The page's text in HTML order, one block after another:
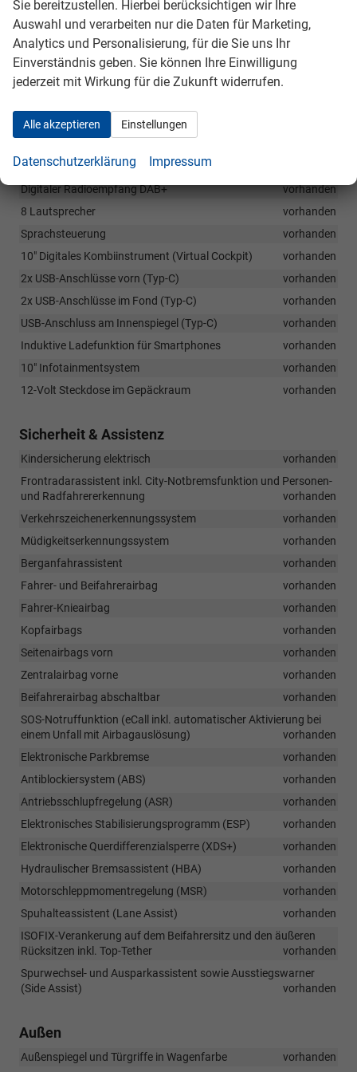
Mittelarmlehne hinten mit Durchlademöglichkeit
vorhanden
Verzurösen, Netzprogramm und Cargoelemente im
Gepäckraum
vorhanden
Wireless SmartLink (je nach Kompatibilität des Endgeräts):
Telefonfreisprecheinrichtung Bluetooth
Digitaler Radioempfang DAB+
vorhanden
8 Lautsprecher
vorhanden
Sprachsteuerung
vorhanden
10" Digitales Kombiinstrument (Virtual Cockpit)
vorhanden
2x USB-Anschlüsse vorn (Typ-C)
vorhanden
2x USB-Anschlüsse im Fond (Typ-C)
vorhanden
USB-Anschluss am Innenspiegel (Typ-C)
vorhanden
Induktive Ladefunktion für Smartphones
vorhanden
10" Infotainmentsystem
vorhanden
12-Volt Steckdose im Gepäckraum
vorhanden
Sicherheit & Assistenz
Kindersicherung elektrisch
vorhanden
Frontradarassistent inkl. City-Notbremsfunktion und Personen-
und Radfahrererkennung
vorhanden
Verkehrszeichenerkennungssystem
vorhanden
Müdigkeitserkennungssystem
vorhanden
Berganfahrassistent
vorhanden
Fahrer- und Beifahrerairbag
vorhanden
Fahrer-Knieairbag
vorhanden
Kopfairbags
vorhanden
Seitenairbags vorn
vorhanden
Zentralairbag vorne
vorhanden
Beifahrerairbag abschaltbar
vorhanden
SOS-Notruffunktion (eCall inkl. automatischer Aktivierung bei
einem Unfall mit Airbagauslösung)
vorhanden
Elektronische Parkbremse
vorhanden
Antiblockiersystem (ABS)
vorhanden
Antriebsschlupfregelung (ASR)
vorhanden
Elektronisches Stabilisierungsprogramm (ESP)
vorhanden
Elektronische Querdifferenzialsperre (XDS+)
vorhanden
Hydraulischer Bremsassistent (HBA)
vorhanden
Motorschleppmomentregelung (MSR)
vorhanden
Spuhalteassistent (Lane Assist)
vorhanden
ISOFIX-Verankerung auf dem Beifahrersitz und den äußeren
Rücksitzen inkl. Top-Tether
vorhanden
Spurwechsel- und Ausparkassistent sowie Ausstiegswarner
(Side Assist)
vorhanden
Außen
Außenspiegel und Türgriffe in Wagenfarbe vorhanden
Sie bereitzustellen. Hierbei berücksichtigen wir Ihre
Auswahl und verarbeiten nur die Daten für Marketing,
Analytics und Personalisierung, für die Sie uns Ihr
Einverständnis geben. Sie können Ihre Einwilligung
jederzeit mit Wirkung für die Zukunft widerrufen.
Alle akzeptieren Einstellungen
Datenschutzerklärung Impressum